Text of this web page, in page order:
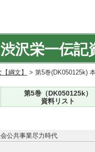
沢栄一伝記
綱文】 > 第5巻(DK050125k)
第5巻（DK050125k）
資料リスト
公共事業尽力時代